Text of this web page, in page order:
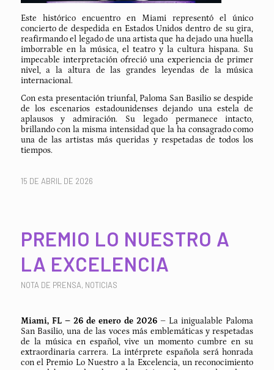
Este histórico encuentro en Miami representó el único
concierto de despedida en Estados Unidos dentro de su gira,
reafirmando el legado de una artista que ha dejado una huella
imborrable en la música, el teatro y la cultura hispana. Su
impecable interpretación ofreció una experiencia de primer
nivel, a la altura de las grandes leyendas de la música
internacional.
Con esta presentación triunfal, Paloma San Basilio se despide
de los escenarios estadounidenses dejando una estela de
aplausos y admiración. Su legado permanece intacto,
brillando con la misma intensidad que la ha consagrado como
una de las artistas más queridas y respetadas de todos los
tiempos.
15 DE ABRIL DE 2026
PREMIO LO NUESTRO A
LA EXCELENCIA
NOTA DE PRENSA, NOTICIAS
Miami, FL – 26 de enero de 2026 – La inigualable Paloma
San Basilio, una de las voces más emblemáticas y respetadas
de la música en español, vive un momento cumbre en su
extraordinaria carrera. La intérprete española será honrada
con el Premio Lo Nuestro a la Excelencia, un reconocimiento